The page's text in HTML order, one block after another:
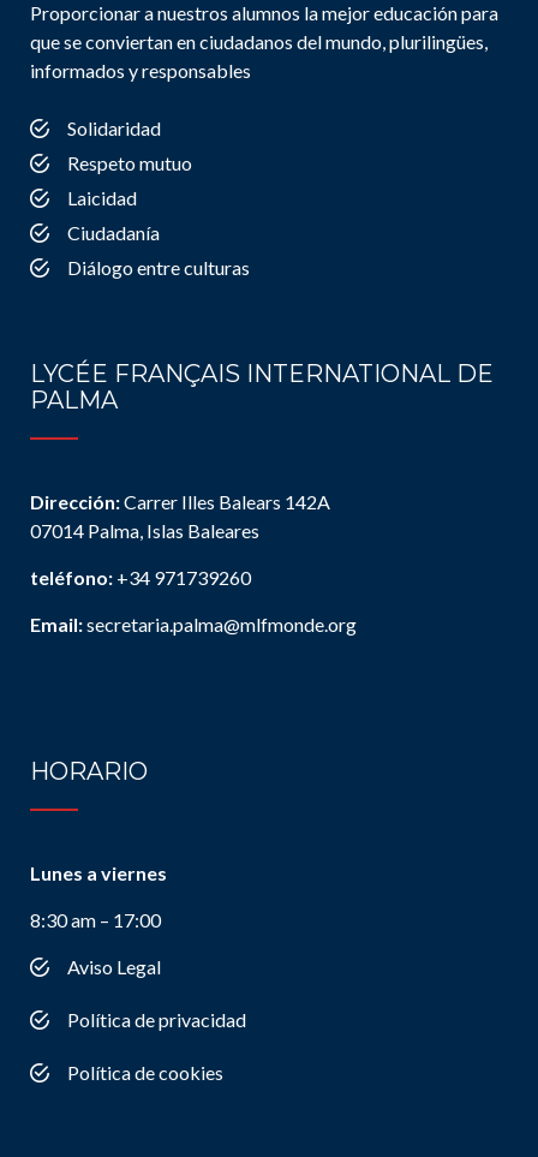
Proporcionar a nuestros alumnos la mejor educación para
que se conviertan en ciudadanos del mundo, plurilingües,
informados y responsables
Solidaridad
Respeto mutuo
Laicidad
Ciudadanía
Diálogo entre culturas
LYCÉE FRANÇAIS INTERNATIONAL DE
PALMA
Dirección:Carrer Illes Balears 142A
07014 Palma, Islas Baleares
teléfono: +34 971739260
Email:secretaria.palma@mlfmonde.org
HORARIO
Lunes a viernes
8:30 am – 17:00
Aviso Legal
Política de privacidad
Política de cookies